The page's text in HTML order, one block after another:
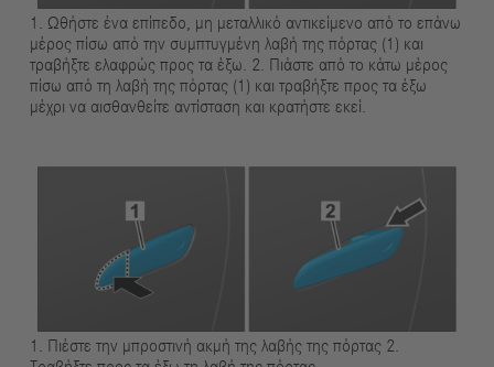
1. Ωθήστε ένα επίπεδο, μη μεταλλικό αντικείμενο από το επάνω
μέρος πίσω από την συμπτυγμένη λαβή της πόρτας (1) και
τραβήξτε ελαφρώς προς τα έξω. 2. Πιάστε από το κάτω μέρος
πίσω από τη λαβή της πόρτας (1) και τραβήξτε προς τα έξω
μέχρι να αισθανθείτε αντίσταση και κρατήστε εκεί.
1. Πιέστε την μπροστινή ακμή της λαβής της πόρτας 2.